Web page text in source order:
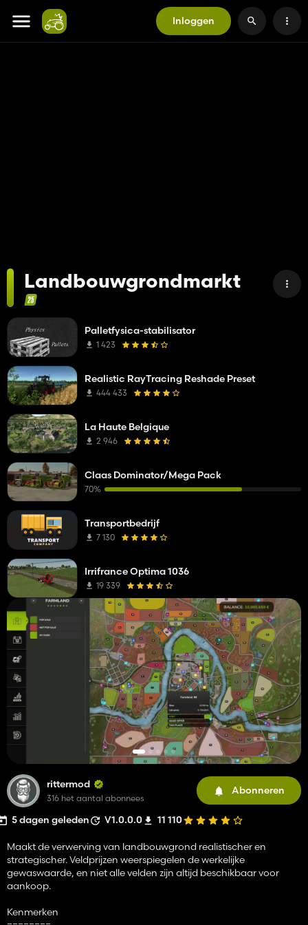
Inloggen
Landbouwgrondmarkt
rittermod
316 het aantal abonnees
Abonneren
5 dagen geleden V1.0.0.0 11 110
Maakt de verwerving van landbouwgrond realistischer en
strategischer. Veldprijzen weerspiegelen de werkelijke
gewaswaarde, en niet alle velden zijn altijd beschikbaar voor
aankoop.
Kenmerken
Palletfysica-stabilisator
1 423
Realistic RayTracing Reshade Preset
444 433
La Haute Belgique
2 946
Claas Dominator/Mega Pack
70%
Transportbedrijf
7 130
Irrifrance Optima 1036
19 339